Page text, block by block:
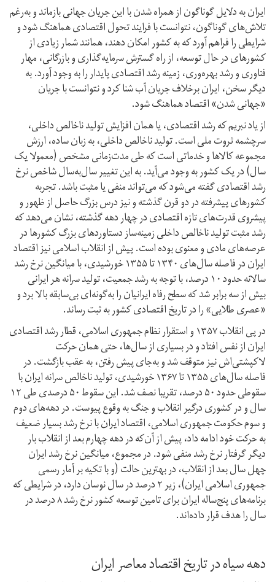
ایران به دلایل گوناگون از همراه شدن با این جریان جهانی باز‌ماند و به‌رغم
تلاش‌های گوناگون، نتوانست با فرایند تحول اقتصادی هماهنگ شود و
شرایطی را فراهم آورد که به کشور امکان دهند، همانند شمار زیادی از
کشور‌های در حال توسعه، از راه گسترش سرمایه‌گذاری و بازرگانی، مهار
فناوری و رشد بهره‌وری، زمینه رشد اقتصادی پایدار را به وجود آورد. به
دیگر سخن، ایران بر‌خلاف جریان آب شنا کرد و نتوانست با جریان
«جهانی شدن» اقتصاد هماهنگ شود.
از یاد نبریم که رشد اقتصادی، یا همان افزایش تولید ناخالص داخلی،
سرچشمه ثروت ملی است. تولید ناخالص داخلی، به زبان ساده، ارزش
مجموعه کالا‌ها و خدماتی است که طی مدت‌زمانی مشخص (معمولا یک
سال) در یک کشور به وجود می‌آید. به این تغییر سال‌به‌سال شاخص نرخ
رشد اقتصادی گفته می‌شود که می‌تواند منفی یا مثبت باشد. تجربه
کشور‌های پیشرفته در دو قرن گذشته و نیز درس بزرگ حاصل از ظهور و
پیشروی قدرت‌های تازه اقتصادی در چهار دهه گذشته، نشان می‌دهد که
رشد مثبت تولید ناخالص داخلی زمینه‌ساز دستاورد‌های بزرگ کشور‌ها در
عرصه‌های مادی و معنوی بوده است. پیش از انقلاب اسلامی نیز اقتصاد
ایران در فاصله سال‌های ۱۳۴۰ تا ۱۳۵۵ خورشیدی، با میانگین نرخ رشد
سالانه حدود ۱۰ در‌صد، با توجه به رشد جمعیت، تولید سرانه هر ایرانی
بیش از سه برابر شد که سطح رفاه ایرانیان را به‌گونه‌ای بی‌سابقه بالا برد و
«عصری طلایی» را در تاریخ اقتصادی کشور به ثبت رساند.
در پی انقلاب ۱۳۵۷ و استقرار نظام جمهوری اسلامی، قطار رشد اقتصادی
ایران از نفس افتاد و در بسیاری از سال‌ها، حتی همان حرکت
لاکپشتی‌اش نیز متوقف شد و به‌جای پیش رفتن، به عقب بازگشت. در
فاصله سال‌های ۱۳۵۵ تا ۱۳۶۷ خورشیدی، تولید ناخالص سرانه ایران با
سقوطی حدود ۵۰ درصد، تقریبا نصف شد. این سقوط ۵۰ درصدی طی ۱۲
سال و در کشوری درگیر انقلاب و جنگ به وقوع پیوست. در دهه‌های دوم
و سوم حکومت جمهوری اسلامی، اقتصاد ایران با نرخ رشد بسیار ضعیف
به حرکت خود ادامه داد، پیش از آن‌که در دهه چهارم بعد از انقلاب بار
دیگر گرفتار نرخ رشد منفی شود. در مجموع، میانگین نرخ رشد ایران
چهل سال بعد از انقلاب، در بهترین حالت (و با تکیه بر آمار رسمی
جمهوری اسلامی ایران)، زیر ۲ درصد در سال نوسان دارد، در شرایطی که
برنامه‌های پنج‌ساله ایران برای تامین توسعه کشور نرخ رشد ۸ در‌صد در
سال را هدف قرار داده‌اند.
دهه سیاه در تاریخ اقتصاد معاصر ایران